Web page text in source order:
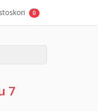
0
7